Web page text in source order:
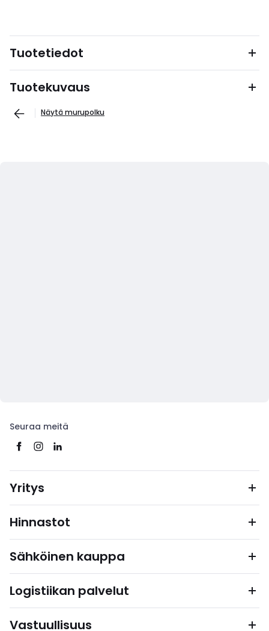
Tuotetiedot
Tuotekuvaus
Näytä murupolku
Seuraa meitä
Yritys
Hinnastot
Sähköinen kauppa
Logistiikan palvelut
Vastuullisuus